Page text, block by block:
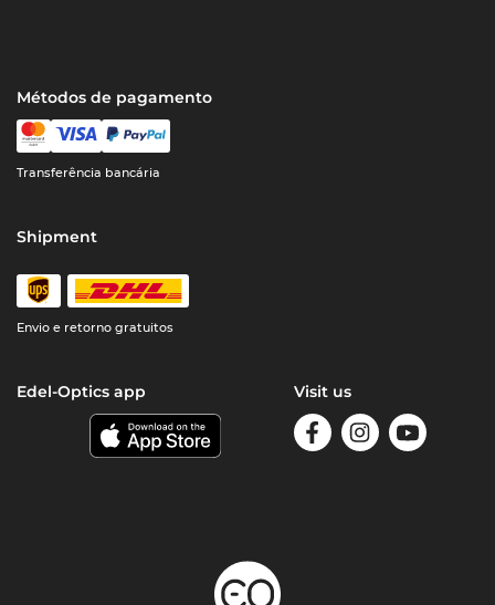
Métodos de pagamento
Transferência bancária
Shipment
Envio e retorno gratuitos
Edel-Optics app Visit us